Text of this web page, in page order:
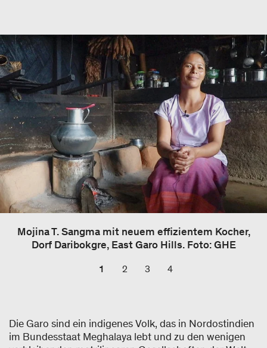
Mojina T. Sangma mit neuem effizientem Kocher,
Dorf Daribokgre, East Garo Hills. Foto: GHE
1 2 3 4
Die Garo sind ein indigenes Volk, das in Nordostindien
im Bundesstaat Meghalaya lebt und zu den wenigen